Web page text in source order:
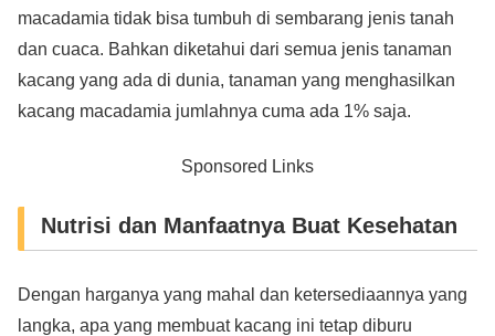
macadamia tidak bisa tumbuh di sembarang jenis tanah
dan cuaca. Bahkan diketahui dari semua jenis tanaman
kacang yang ada di dunia, tanaman yang menghasilkan
kacang macadamia jumlahnya cuma ada 1% saja.
Sponsored Links
Nutrisi dan Manfaatnya Buat Kesehatan
Dengan harganya yang mahal dan ketersediaannya yang
langka, apa yang membuat kacang ini tetap diburu